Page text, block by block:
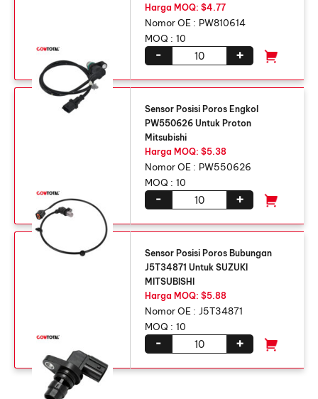
Harga MOQ: $4.77
Nomor OE : PW810614
MOQ : 10
+
-
Sensor Posisi Poros Engkol
PW550626 Untuk Proton
Mitsubishi
Harga MOQ: $5.38
Nomor OE : PW550626
MOQ : 10
+
-
Sensor Posisi Poros Bubungan
J5T34871 Untuk SUZUKI
MITSUBISHI
Harga MOQ: $5.88
Nomor OE : J5T34871
MOQ : 10
+
-